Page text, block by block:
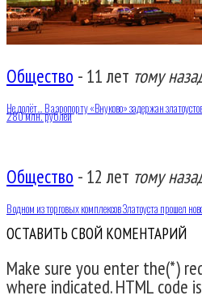
Общество - 11 лет тому
Не долёт… В аэропорту «Внуково» задержан
280 млн. рублей
Общество - 12 лет тому
В одном из торговых комплексов Златоуста прошел
ОСТАВИТЬ СВОЙ КОМЕНТАРИЙ
Make sure you enter the(*)
where indicated. HTML code